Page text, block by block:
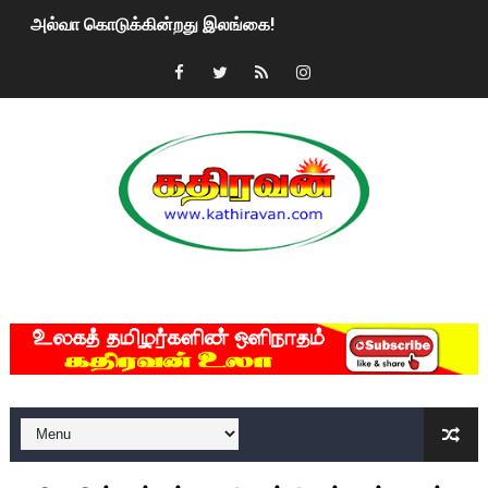
அல்வா கொடுக்கின்றது இலங்கை!
2ஆம் நாள் உக்ரைன் யுத்தம்!! எங்களைத் தனிமையில்
மகிந்த ராஜபக்சே பதவி விலக திட்டம்?
ரவுடி பேபிக்கு நடந்த தரமான சம்பவம்.. ஆபாச வீடியோக்களால்
குண்டை தூக்கிப்போட்ட ஆய்வு…. இந்தியாவின் “கோவிஷீல்டு”
யாழில் தமிழின தலைவர் பிரபாகரனின் பிறந்தநாளை
ஏர்போர்ட்டில் உதைத்த நபர் யார், என்ன நடந்தது?: உண்மையை
சீனா இலங்கையிடம் 8 மில்லியன் அமெரிக்க டொலர் நட்டஈடு